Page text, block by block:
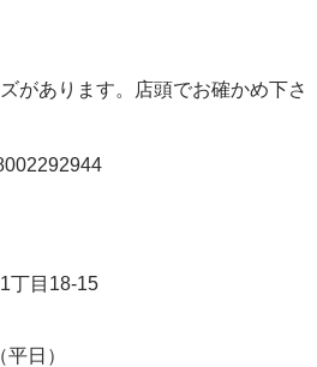
があります。店頭でお確かめ下さ
丁目18-15
日）